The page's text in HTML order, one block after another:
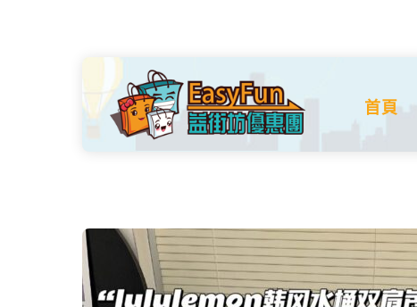
首頁